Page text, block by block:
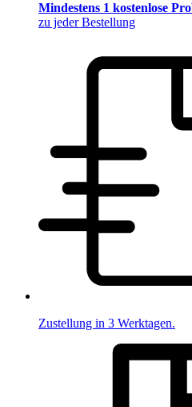
Mindestens 1 kostenlose
zu jeder Bestellung
Zustellung in 3 Werktagen.